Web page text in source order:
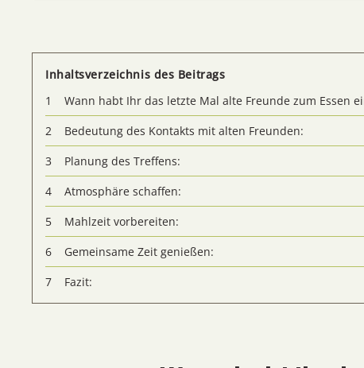
Inhaltsverzeichnis des Beitrags
Wann habt Ihr das letzte Mal alte Freunde zum Essen
Bedeutung des Kontakts mit alten Freunden:
Planung des Treffens:
Atmosphäre schaffen:
Mahlzeit vorbereiten:
Gemeinsame Zeit genießen:
Fazit: